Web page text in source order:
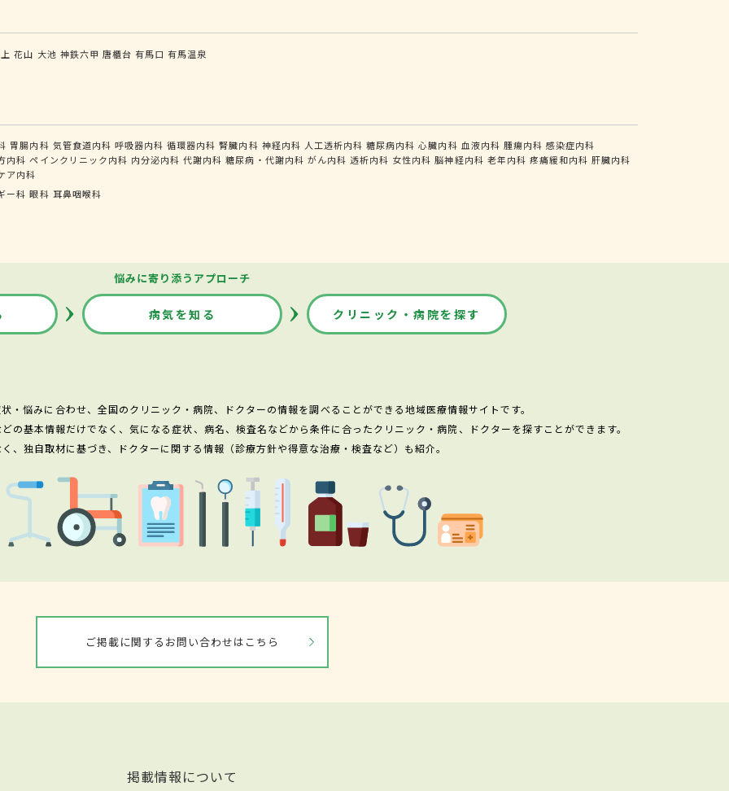
花山 大池 神鉄六甲 唐櫃台 有馬口 有馬温泉
胃腸内科 気管食道内科 呼吸器内科 循環器内科 腎臓内科 神経内科 人工透析内科 糖尿病内科 心臓内科 血液内科 腫瘍内科 感染症内科
内科 ペインクリニック内科 内分泌内科 代謝内科 糖尿病・代謝内科 がん内科 透析内科 女性内科 脳神経内科 老年内科 疼痛緩和内科 肝臓内科
ア内科
ー科 眼科 耳鼻咽喉科
悩みに寄り添うアプローチ
病気を知る クリニック・病院を探す
・悩みに合わせ、全国のクリニック・病院、ドクターの情報を調べることができる地域医療情報サイトです。
の基本情報だけでなく、気になる症状、病名、検査名などから条件に合ったクリニック・病院、ドクターを探すことができます。
、独自取材に基づき、ドクターに関する情報（診療方針や得意な治療・検査など）も紹介。
ご掲載に関するお問い合わせはこちら
掲載情報について